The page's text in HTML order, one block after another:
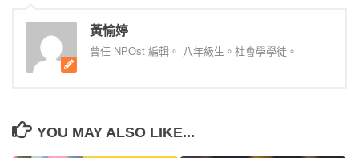
黃愉婷
曾任 NPOst 編輯。 八年級生。社會學學徒。
YOU MAY ALSO LIKE...